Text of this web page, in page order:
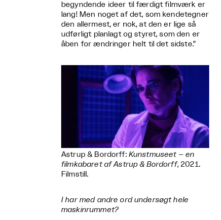
begyndende ideer til færdigt filmværk er
lang! Men noget af det, som kendetegner
den allermest, er nok, at den er lige så
udførligt planlagt og styret, som den er
åben for ændringer helt til det sidste.”
Astrup & Bordorff: Kunstmuseet – en
filmkabaret af Astrup & Bordorff, 2021.
Filmstill.
I har med andre ord undersøgt hele
maskinrummet?